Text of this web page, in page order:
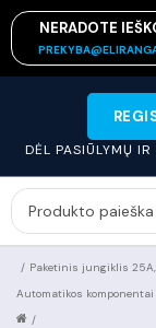
NERADOTE
DĖL PASIŪLYMŲ
Paketinis jungiklis 25A,
/
Automatikos komponentai
/